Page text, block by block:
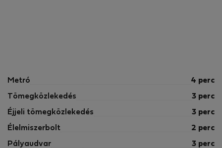
Metró 4 perc
Tömegközlekedés 3 perc
Éjjeli tömegközlekedés 3 perc
Élelmiszerbolt 2 perc
Pályaudvar 3 perc